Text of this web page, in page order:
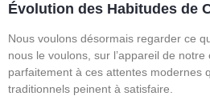
Évolution des Habitudes de
Nous voulons désormais regarder ce
nous le voulons, sur l’appareil de notre
parfaitement à ces attentes modernes
traditionnels peinent à satisfaire.